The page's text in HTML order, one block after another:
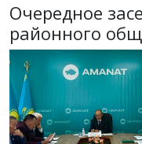
Очередное
районного